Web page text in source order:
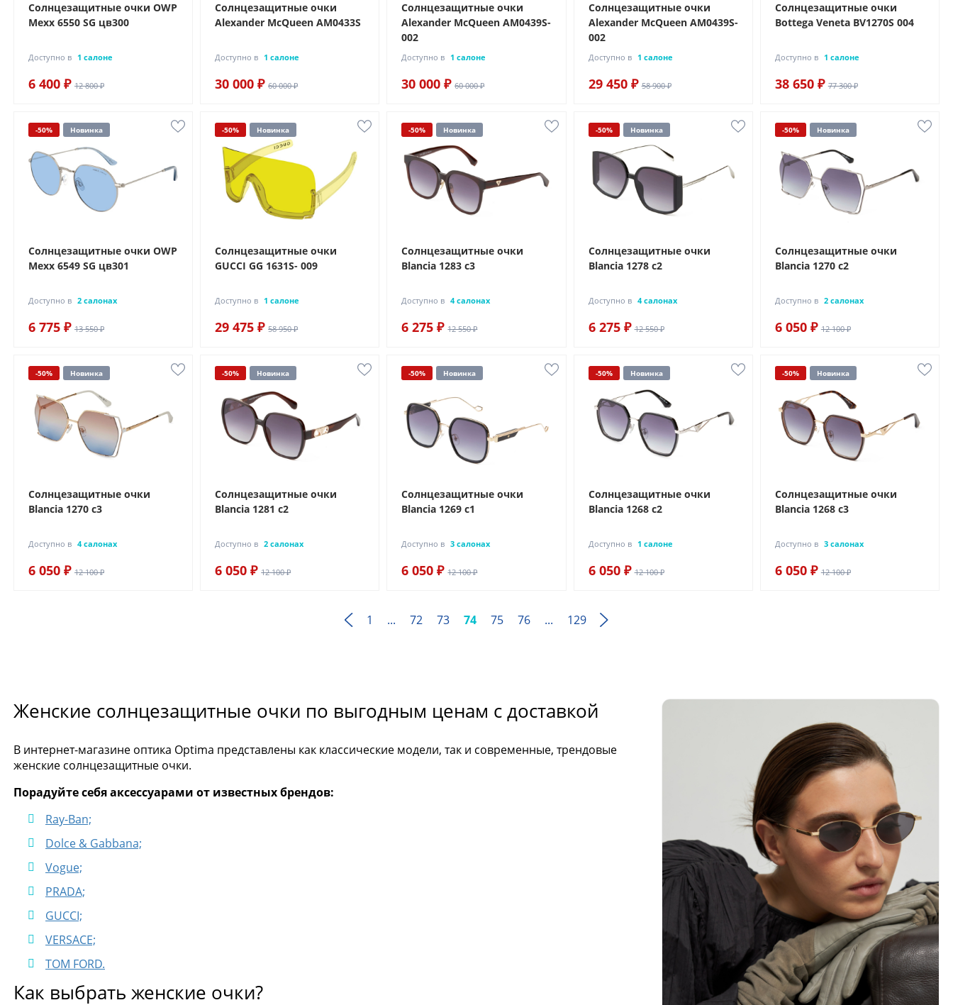
Солнцезащитные очки OWP
Mexx 6550 SG цв300
Доступно в 1 салоне
6 400 ₽ 12 800 ₽
Солнцезащитные очки
Alexander McQueen AM0433S
Доступно в 1 салоне
30 000 ₽ 60 000 ₽
Солнцезащитные очки
Alexander McQueen AM0439S-
002
Доступно в 1 салоне
30 000 ₽ 60 000 ₽
Солнцезащитные очки
Alexander McQueen AM0439S-
002
Доступно в 1 салоне
29 450 ₽ 58 900 ₽
Солнцезащитные очки
Bottega Veneta BV1270S 004
Доступно в 1 салоне
38 650 ₽ 77 300 ₽
-50% Новинка
Солнцезащитные очки OWP
Mexx 6549 SG цв301
Доступно в 2 салонах
6 775 ₽ 13 550 ₽
-50% Новинка
Солнцезащитные очки
GUCCI GG 1631S- 009
Доступно в 1 салоне
29 475 ₽ 58 950 ₽
-50% Новинка
Солнцезащитные очки
Blancia 1283 с3
Доступно в 4 салонах
6 275 ₽ 12 550 ₽
-50% Новинка
Солнцезащитные очки
Blancia 1278 с2
Доступно в 4 салонах
6 275 ₽ 12 550 ₽
-50% Новинка
Солнцезащитные очки
Blancia 1270 с2
Доступно в 2 салонах
6 050 ₽ 12 100 ₽
-50% Новинка
Солнцезащитные очки
Blancia 1270 с3
Доступно в 4 салонах
6 050 ₽ 12 100 ₽
-50% Новинка
Солнцезащитные очки
Blancia 1281 с2
Доступно в 2 салонах
6 050 ₽ 12 100 ₽
-50% Новинка
Солнцезащитные очки
Blancia 1269 с1
Доступно в 3 салонах
6 050 ₽ 12 100 ₽
-50% Новинка
Солнцезащитные очки
Blancia 1268 с2
Доступно в 1 салоне
6 050 ₽ 12 100 ₽
-50% Новинка
Солнцезащитные очки
Blancia 1268 с3
Доступно в 3 салонах
6 050 ₽ 12 100 ₽
1 ... 72 73 74 75 76 ... 129
Женские солнцезащитные очки по выгодным ценам с доставкой
В интернет-магазине оптика Optima представлены как классические модели, так и современные, трендовые
женские солнцезащитные очки.
Порадуйте себя аксессуарами от известных брендов:
Ray-Ban;
Dolce & Gabbana;
Vogue;
PRADA;
GUCCI;
VERSACE;
TOM FORD.
Как выбрать женские очки?